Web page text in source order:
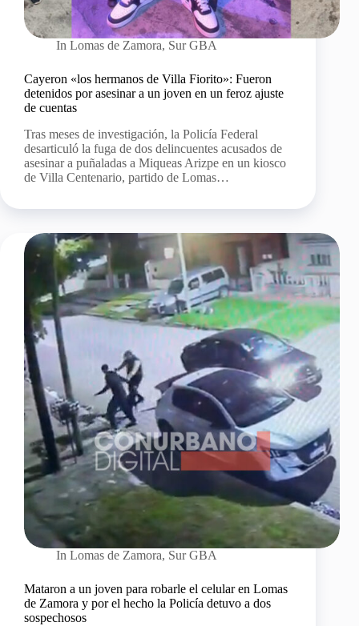
In Lomas de Zamora, Sur GBA
Cayeron «los hermanos de Villa Fiorito»: Fueron
detenidos por asesinar a un joven en un feroz ajuste
de cuentas
Tras meses de investigación, la Policía Federal
desarticuló la fuga de dos delincuentes acusados de
asesinar a puñaladas a Miqueas Arizpe en un kiosco
de Villa Centenario, partido de Lomas…
In Lomas de Zamora, Sur GBA
Mataron a un joven para robarle el celular en Lomas
de Zamora y por el hecho la Policía detuvo a dos
sospechosos